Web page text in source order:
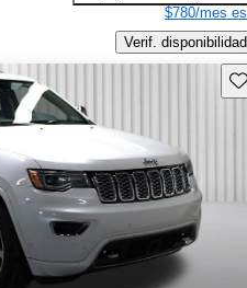
$780/mes
Verif. disponibilidad